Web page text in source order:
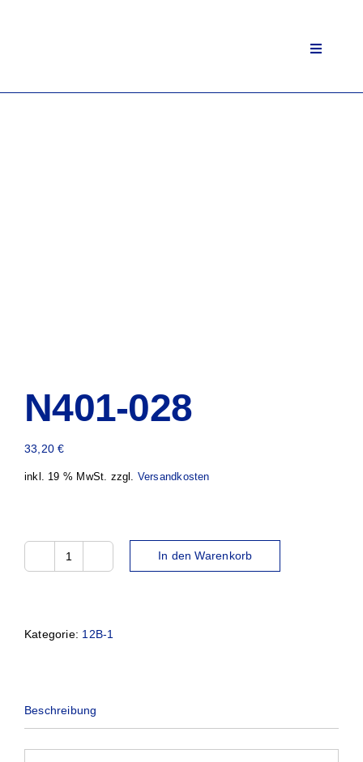
Toggle
N401-028
33,20€
inkl. 19 % MwSt. zzgl. Versandkosten
N401-
In den Warenkorb
Kategorie: 12B-1
Beschreibung